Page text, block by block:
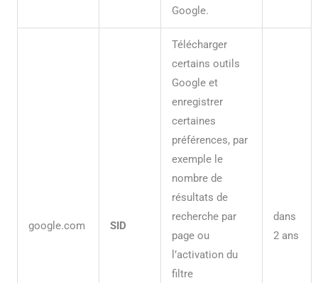
Google.
google.com SID
Télécharger
certains outils
Google et
enregistrer
certaines
préférences, par
exemple le
nombre de
résultats de
recherche par
page ou
l’activation du
filtre
dans
2 ans